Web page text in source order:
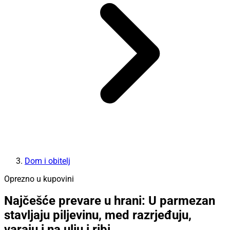
Dom i obitelj
Oprezno u kupovini
Najčešće prevare u hrani: U parmezan
stavljaju piljevinu, med razrjeđuju,